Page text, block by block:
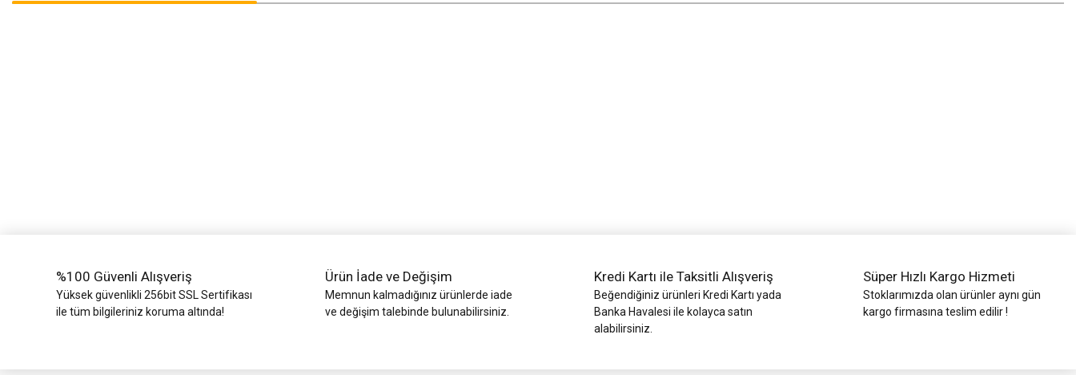
%100 Güvenli Alışveriş
Yüksek güvenlikli 256bit SSL Sertifikası
ile tüm bilgileriniz koruma altında!
Ürün İade ve Değişim
Memnun kalmadığınız ürünlerde iade
ve değişim talebinde bulunabilirsiniz.
Kredi Kartı ile Taksitli Alışveriş
Beğendiğiniz ürünleri Kredi Kartı yada
Banka Havalesi ile kolayca satın
alabilirsiniz.
Süper Hızlı Kargo Hizmeti
Stoklarımızda olan ürünler aynı gün
kargo firmasına teslim edilir !